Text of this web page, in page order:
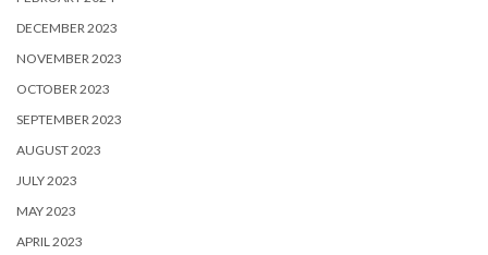
DECEMBER 2023
NOVEMBER 2023
OCTOBER 2023
SEPTEMBER 2023
AUGUST 2023
JULY 2023
MAY 2023
APRIL 2023